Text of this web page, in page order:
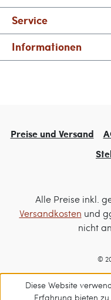
Service
Informationen
Preise und Versand
Alle Preise inkl.
Versandkosten und
nicht
©
Diese Website
Erfahrung bieten zu